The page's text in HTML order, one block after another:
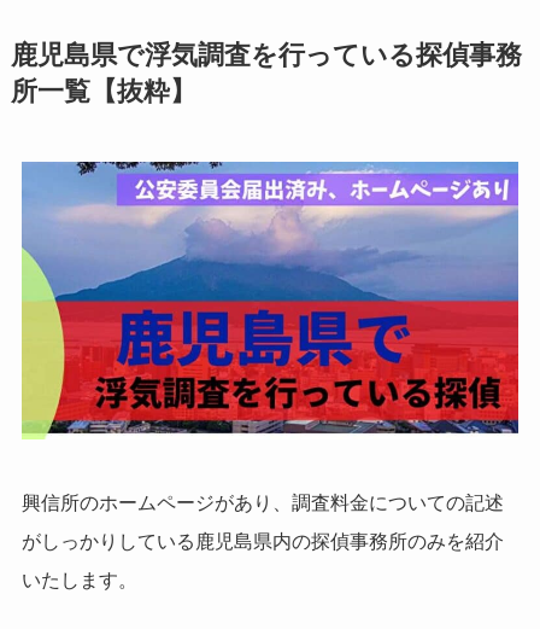
鹿児島県で浮気調査を行っている探偵事務
所一覧【抜粋】
興信所のホームページがあり、調査料金についての記述
がしっかりしている鹿児島県内の探偵事務所のみを紹介
いたします。